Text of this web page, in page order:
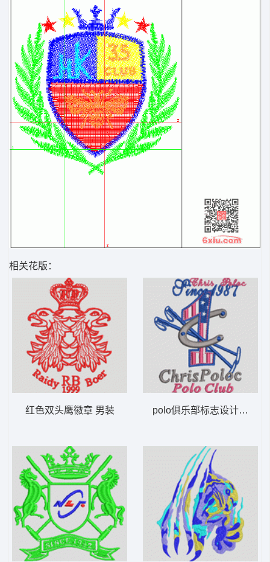
相关花版：
红色双头鹰徽章 男装 polo俱乐部标志设计 男装